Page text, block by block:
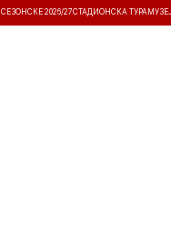
СЕЗОНСКЕ 2026/27СТАДИОНСКА ТУРА МУЗЕЈ